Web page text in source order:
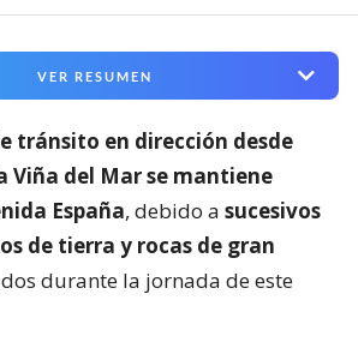
VER RESUMEN
tránsito en dirección desde
Viña del Mar se mantiene
España, debido a sucesivos
de tierra y rocas de gran
durante la jornada de este